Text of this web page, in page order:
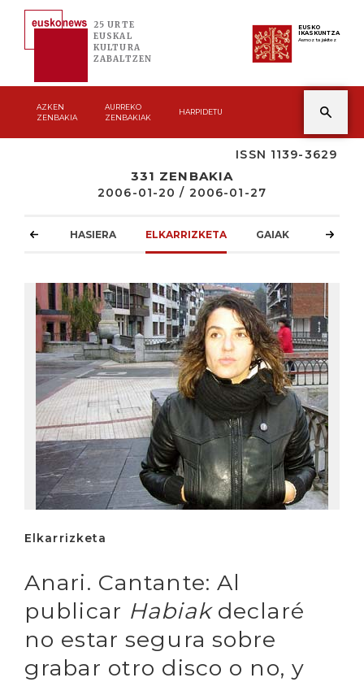
25 URTE
EUSKAL
KULTURA
ZABALTZEN
EUSKO
IKASKUNTZA
Asmoz ta jakitez
AZKEN
ZENBAKIA
AURREKO
ZENBAKIAK
HARPIDETU
ISSN 1139-3629
331 ZENBAKIA
2006-01-20 / 2006-01-27
HASIERA ELKARRIZKETA GAIAK
Elkarrizketa
Anari. Cantante: Al
publicar Habiakdeclaré
no estar segura sobre
grabar otro disco o no, y